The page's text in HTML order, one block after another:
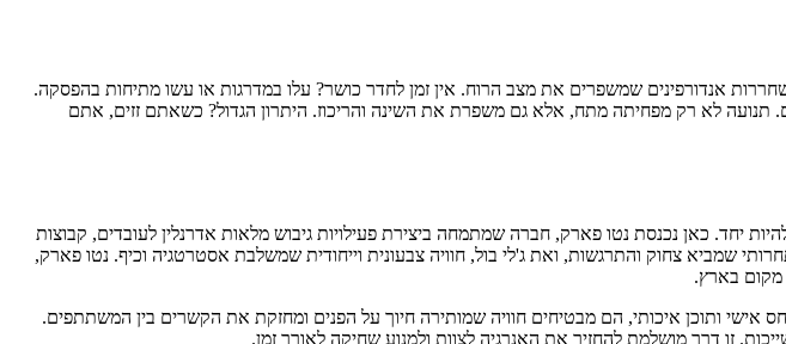
אם זה הליכה, יוגה או ריקוד – משחררות אנדורפינים שמשפרים את מצב הרוח. אין זמן לחדר כושר? עלו במדרגות או עשו מתיחות בהפסקה.
תנועה לא רק מפחיתה מתח, אלא גם משפרת את השינה והריכוז. היתרון הגדול? כשאתם זזים, אתם
יחד. כאן נכנסת נטו פארק, חברה שמתמחה ביצירת פעילויות גיבוש מלאות אדרנלין לעובדים, קבוצות
שמביא צחוק והתרגשות, ואת ג'לי בול, חוויה צבעונית וייחודית שמשלבת אסטרטגיה וכיף. נטו פארק,
מקום בארץ.
אישי ותוכן איכותי, הם מבטיחים חוויה שמותירה חיוך על הפנים ומחזקת את הקשרים בין המשתתפים.
זו דרך מושלמת להחזיר את האנרגיה לצוות ולמנוע שחיקה לאורך זמן.